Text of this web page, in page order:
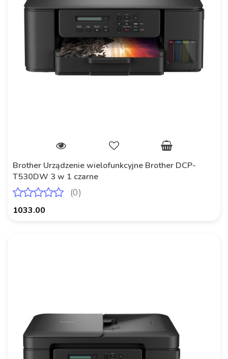
Brother Urządzenie wielofunkcyjne Brother DCP-
T530DW 3 w 1 czarne
(0)
1033.00